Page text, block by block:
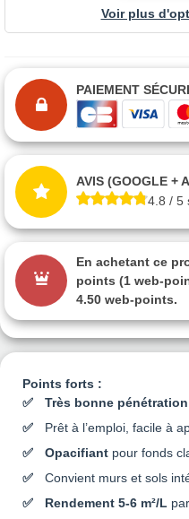
Points forts :
Très bonne pénétration
Prêt à l’emploi, facile à
Opacifiant pour fonds
Convient murs et sols
Rendement 5-6 m²/L
Voir plus
PAIEMENT
AVIS (GOOGLE +
4.8 / 5
En achetant ce
points (1 web-
4.50 web-points.